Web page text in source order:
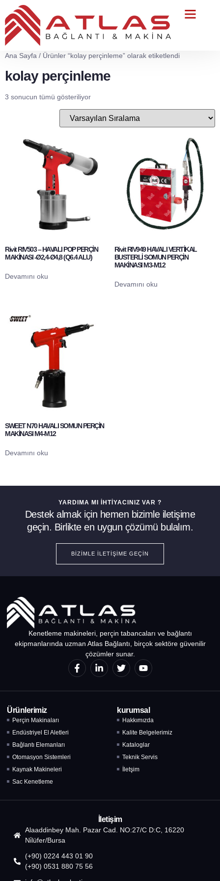
Ana Sayfa / Ürünler “kolay perçinleme” olarak etiketlendi
kolay perçinleme
3 sonucun tümü gösteriliyor
Rivit RIV503 – HAVALI POP PERÇİN
MAKİNASI -Ø2,4-Ø4,8 (Q6.4 ALU)
Devamını oku
Rivit RIV949 HAVALI VERTİKAL
BUSTERLİ SOMUN PERÇİN
MAKİNASI M3-M12
Devamını oku
SWEET N70 HAVALI SOMUN PERÇİN
MAKİNASI M4-M12
Devamını oku
YARDIMA MI İHTIYACINIZ VAR ?
Destek almak için hemen bizimle iletişime
geçin. Birlikte en uygun çözümü bulalım.
BIZIMLE İLETIŞIME GEÇIN
Kenetleme makineleri, perçin tabancaları ve bağlantı
ekipmanlarında uzman Atlas Bağlantı, birçok sektöre güvenilir
çözümler sunar.
Ürünlerimiz
Perçin Makinaları
Endüstriyel El Aletleri
Bağlantı Elemanları
Otomasyon Sistemleri
Kaynak Makineleri
Sac Kenetleme
kurumsal
Hakkımızda
Kalite Belgelerimiz
Kataloglar
Teknik Servis
İletşim
İletişim
Alaaddinbey Mah. Pazar Cad. NO:27/C D:C, 16220
Ni̇lüfer/Bursa
(+90) 0224 443 01 90
(+90) 0531 880 75 56